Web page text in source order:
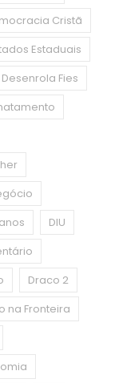
Cristã
Estaduais
Desenrola Fies
DIU
Draco 2
na Fronteira